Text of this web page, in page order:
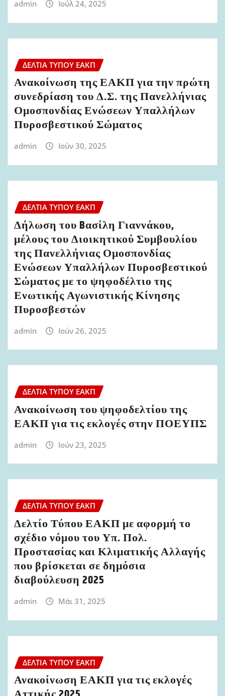
admin Ιούλ 24, 2025
ΔΕΛΤΊΑ ΤΎΠΟΥ ΕΑΚΠ
Ανακοίνωση της ΕΑΚΠ για την πρώτη
συνεδρίαση του Δ.Σ. της Πανελλήνιας
Ομοσπονδίας Ενώσεων Υπαλλήλων
Πυροσβεστικού Σώματος
admin Ιούν 30, 2025
ΔΕΛΤΊΑ ΤΎΠΟΥ ΕΑΚΠ
Δήλωση του Bασίλη Γιαννάκου,
μέλους του Διοικητικού Συμβουλίου
της Πανελλήνιας Ομοσπονδίας
Ενώσεων Υπαλλήλων Πυροσβεστικού
Σώματος με το ψηφοδέλτιο της
Ενωτικής Αγωνιστικής Κίνησης
Πυροσβεστών
admin Ιούν 26, 2025
ΔΕΛΤΊΑ ΤΎΠΟΥ ΕΑΚΠ
Ανακοίνωση του ψηφοδελτίου της
ΕΑΚΠ για τις εκλογές στην ΠΟΕΥΠΣ
admin Ιούν 23, 2025
ΔΕΛΤΊΑ ΤΎΠΟΥ ΕΑΚΠ
Δελτίο Τύπου ΕΑΚΠ με αφορμή το
σχέδιο νόμου του Υπ. Πολ.
Προστασίας και Κλιματικής Αλλαγής
που βρίσκεται σε δημόσια
διαβούλευση 2025
admin Μάι 31, 2025
ΔΕΛΤΊΑ ΤΎΠΟΥ ΕΑΚΠ
Ανακοίνωση ΕΑΚΠ για τις εκλογές